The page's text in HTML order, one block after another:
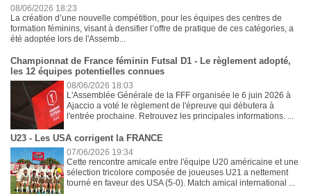
08/06/2026 18:23
La création d’une nouvelle compétition, pour les équipes des centres de
formation féminins, visant à densifier l’offre de pratique de ces catégories, a
été adoptée lors de l'Assemb...
Championnat de France féminin Futsal D1 - Le règlement adopté,
les 12 équipes potentielles connues
08/06/2026 18:03
L'Assemblée Générale de la FFF organisée le 6 juin 2026 à
Ajaccio a voté le règlement de l'épreuve qui débutera à
l'entrée prochaine. Retrouvez les principales informations. ...
U23 - Les USA corrigent la FRANCE
07/06/2026 19:34
Cette rencontre amicale entre l'équipe U20 américaine et une
sélection tricolore composée de joueuses U21 a nettement
tourné en faveur des USA (5-0). Match amical international ...